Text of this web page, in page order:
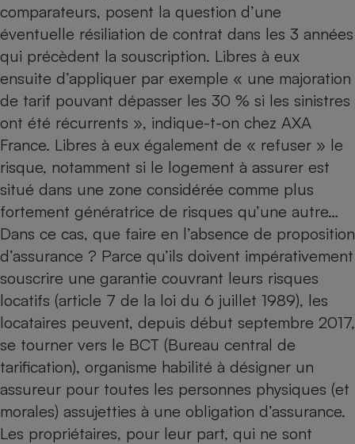
comparateurs, posent la question d’une
éventuelle résiliation de contrat dans les 3 années
qui précèdent la souscription. Libres à eux
ensuite d’appliquer par exemple « une majoration
de tarif pouvant dépasser les 30 % si les sinistres
ont été récurrents », indique-t-on chez AXA
France. Libres à eux également de « refuser » le
risque, notamment si le logement à assurer est
situé dans une zone considérée comme plus
fortement génératrice de risques qu’une autre…
Dans ce cas, que faire en l’absence de proposition
d’assurance ? Parce qu’ils doivent impérativement
souscrire une garantie couvrant leurs risques
locatifs (article 7 de la loi du 6 juillet 1989), les
locataires peuvent, depuis début septembre 2017,
se tourner vers le BCT (Bureau central de
tarification), organisme habilité à désigner un
assureur pour toutes les personnes physiques (et
morales) assujetties à une obligation d’assurance.
Les propriétaires, pour leur part, qui ne sont